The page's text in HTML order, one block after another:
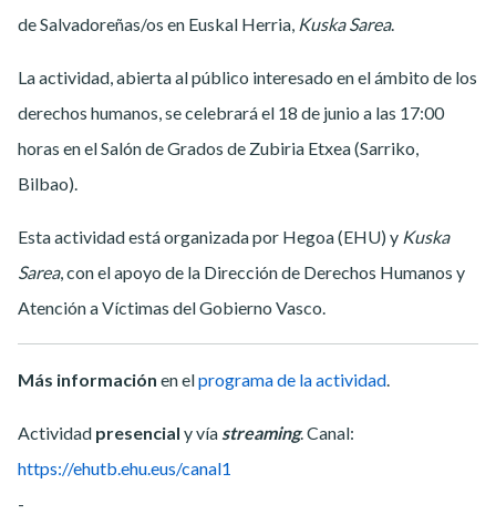
de Salvadoreñas/os en Euskal Herria, Kuska Sarea.
La actividad, abierta al público interesado en el ámbito de los
derechos humanos, se celebrará el 18 de junio a las 17:00
horas en el Salón de Grados de Zubiria Etxea (Sarriko,
Bilbao).
Esta actividad está organizada por Hegoa (EHU) y Kuska
Sarea, con el apoyo de la Dirección de Derechos Humanos y
Atención a Víctimas del Gobierno Vasco.
Más información en elprograma de la actividad
Actividad presencial y vía streaming. Canal:
https://ehutb.ehu.eus/canal1
-